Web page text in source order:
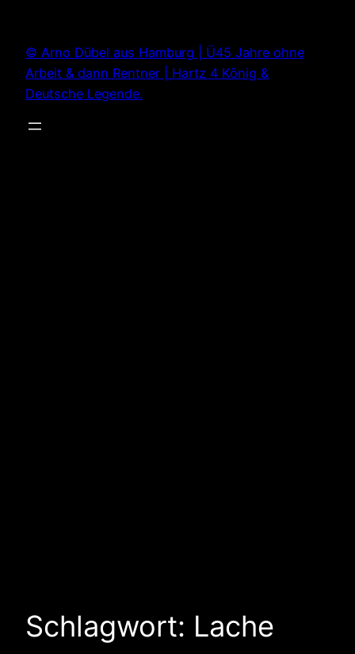
springen
© Arno Dübel aus Hamburg | Ü45 Jahre ohne
Arbeit & dann Rentner | Hartz 4 König &
Deutsche Legende.
Schlagwort: Lache